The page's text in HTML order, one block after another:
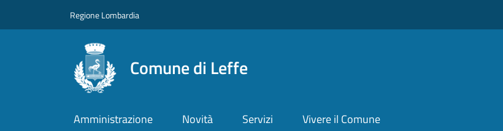
Regione Lombardia
Comune di Leffe
Amministrazione Novità Servizi Vivere il Comune